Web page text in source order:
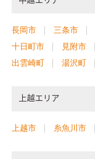
長岡市 三条市
十日町市
見附市
出雲崎町
湯沢町
上越エリア
上越市 糸魚川市